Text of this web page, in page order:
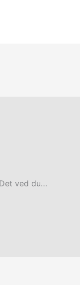
ved du…